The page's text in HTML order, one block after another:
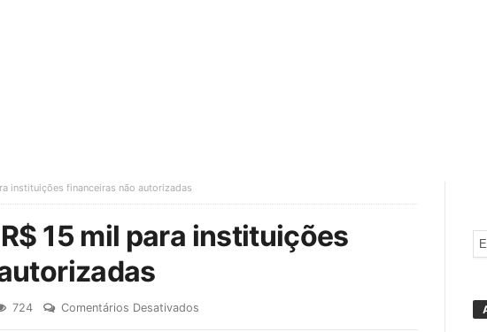
instituições financeiras não autorizadas
15 mil para instituições
724 Comentários Desativados